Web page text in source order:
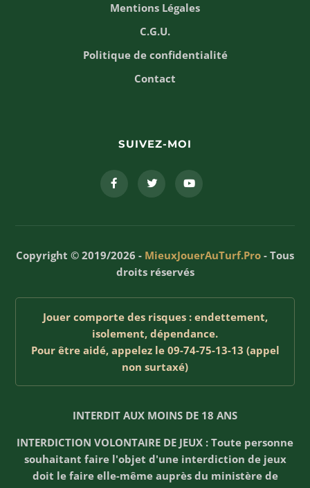
Mentions Légales
C.G.U.
Politique de confidentialité
Contact
SUIVEZ-MOI
Copyright © 2019/2026 - MieuxJouerAuTurf.Pro - Tous
droits réservés
Jouer comporte des risques : endettement,
isolement, dépendance.
Pour être aidé, appelez le 09-74-75-13-13 (appel
non surtaxé)
INTERDIT AUX MOINS DE 18 ANS
INTERDICTION VOLONTAIRE DE JEUX : Toute personne
souhaitant faire l'objet d'une interdiction de jeux
doit le faire elle-même auprès du ministère de